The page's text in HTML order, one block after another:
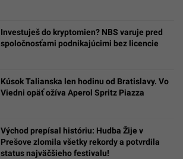
Investuješ do kryptomien? NBS varuje pred
spoločnosťami podnikajúcimi bez licencie
Kúsok Talianska len hodinu od Bratislavy. Vo
Viedni opäť ožíva Aperol Spritz Piazza
Východ prepísal históriu: Hudba Žije v
Prešove zlomila všetky rekordy a potvrdila
status najväčšieho festivalu!